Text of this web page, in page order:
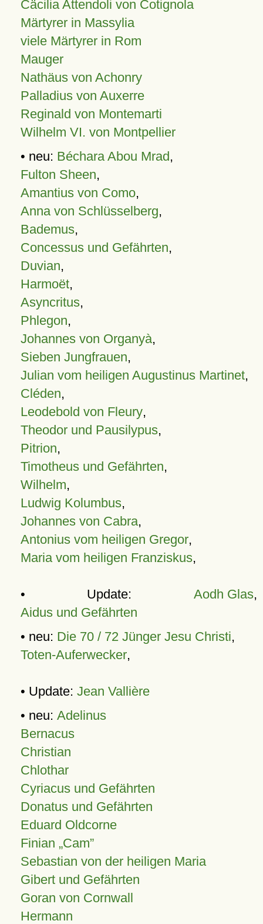
Cäcilia Attendoli von Cotignola
Märtyrer in Massylia
viele Märtyrer in Rom
Mauger
Nathäus von Achonry
Palladius von Auxerre
Reginald von Montemarti
Wilhelm VI. von Montpellier
• neu: Béchara Abou Mrad,
Fulton Sheen,
Amantius von Como,
Anna von Schlüsselberg,
Bademus,
Concessus und Gefährten,
Duvian,
Harmoët,
Asyncritus,
Phlegon,
Johannes von Organyà,
Sieben Jungfrauen,
Julian vom heiligen Augustinus Martinet,
Cléden,
Leodebold von Fleury,
Theodor und Pausilypus,
Pitrion,
Timotheus und Gefährten,
Wilhelm,
Ludwig Kolumbus,
Johannes von Cabra,
Antonius vom heiligen Gregor,
Maria vom heiligen Franziskus,
• Update: Aodh Glas,
Aidus und Gefährten
• neu: Die 70 / 72 Jünger Jesu Christi,
Toten-Auferwecker,
• Update: Jean Vallière
• neu: Adelinus
Bernacus
Christian
Chlothar
Cyriacus und Gefährten
Donatus und Gefährten
Eduard Oldcorne
Finian Cam
Sebastian von der heiligen Maria
Gibert und Gefährten
Goran von Cornwall
Hermann